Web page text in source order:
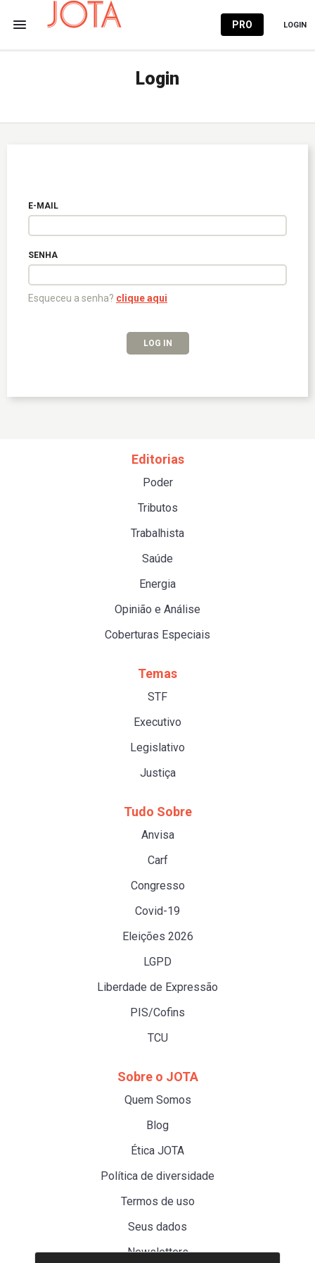
PRO LOGIN
Login
E-MAIL
SENHA
Esqueceu a senha? clique aqui
LOG IN
Editorias
Poder
Tributos
Trabalhista
Saúde
Energia
Opinião e Análise
Coberturas Especiais
Temas
STF
Executivo
Legislativo
Justiça
Tudo Sobre
Anvisa
Carf
Congresso
Covid-19
Eleições 2026
LGPD
Liberdade de Expressão
PIS/Cofins
TCU
Sobre o JOTA
Quem Somos
Blog
Ética JOTA
Política de diversidade
Termos de uso
Seus dados
Newsletters